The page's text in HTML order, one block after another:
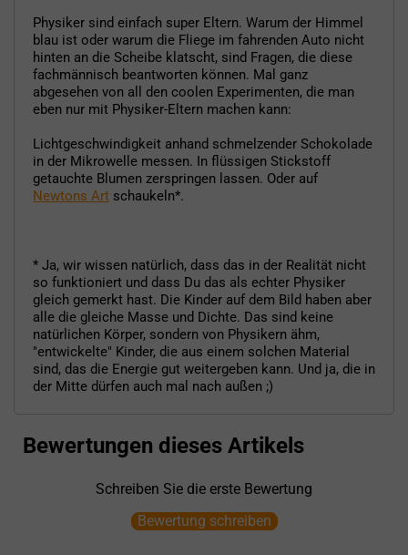
Physiker sind einfach super Eltern. Warum der Himmel
blau ist oder warum die Fliege im fahrenden Auto nicht
hinten an die Scheibe klatscht, sind Fragen, die diese
fachmännisch beantworten können. Mal ganz
abgesehen von all den coolen Experimenten, die man
eben nur mit Physiker-Eltern machen kann:
Lichtgeschwindigkeit anhand schmelzender Schokolade
in der Mikrowelle messen. In flüssigen Stickstoff
getauchte Blumen zerspringen lassen. Oder auf
Newtons Art schaukeln*.
* Ja, wir wissen natürlich, dass das in der Realität nicht
so funktioniert und dass Du das als echter Physiker
gleich gemerkt hast. Die Kinder auf dem Bild haben aber
alle die gleiche Masse und Dichte. Das sind keine
natürlichen Körper, sondern von Physikern ähm,
"entwickelte" Kinder, die aus einem solchen Material
sind, das die Energie gut weitergeben kann. Und ja, die in
der Mitte dürfen auch mal nach außen ;)
Bewertungen dieses Artikels
Schreiben Sie die erste Bewertung
Bewertung schreiben